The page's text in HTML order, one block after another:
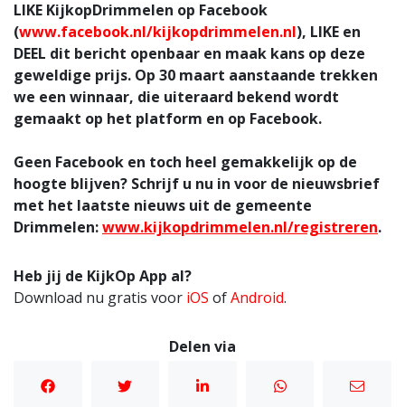
LIKE KijkopDrimmelen op Facebook
(www.facebook.nl/kijkopdrimmelen.nl), LIKE en
DEEL dit bericht openbaar en maak kans op deze
geweldige prijs. Op 30 maart aanstaande trekken
we een winnaar, die uiteraard bekend wordt
gemaakt op het platform en op Facebook.
Geen Facebook en toch heel gemakkelijk op de
hoogte blijven? Schrijf u nu in voor de nieuwsbrief
met het laatste nieuws uit de gemeente
Drimmelen:www.kijkopdrimmelen.nl/registreren.
Heb jij de KijkOp App al?
Download nu gratis voor iOS ofAndroid.
Delen via